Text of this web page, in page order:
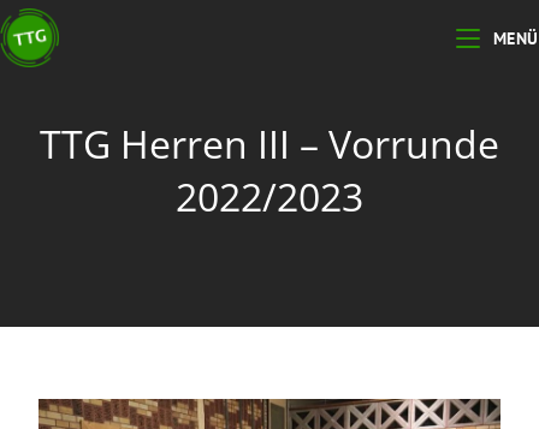
MENÜ
TTG Herren III – Vorrunde
2022/2023